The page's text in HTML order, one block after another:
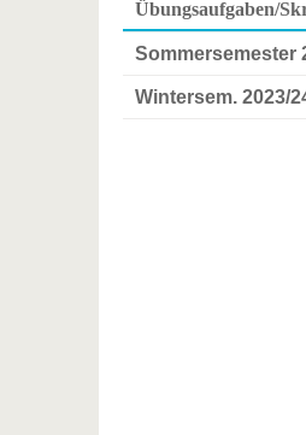
Übungsaufgaben/
Sommersemester
Wintersem. 2023/